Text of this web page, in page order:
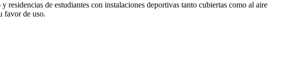
de estudiantes con instalaciones deportivas tanto cubiertas como al aire
favor de uso.